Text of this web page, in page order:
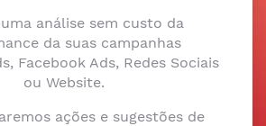
análise sem custo da
da suas campanhas
Facebook Ads, Redes Sociais
ou Website.
ações e sugestões de